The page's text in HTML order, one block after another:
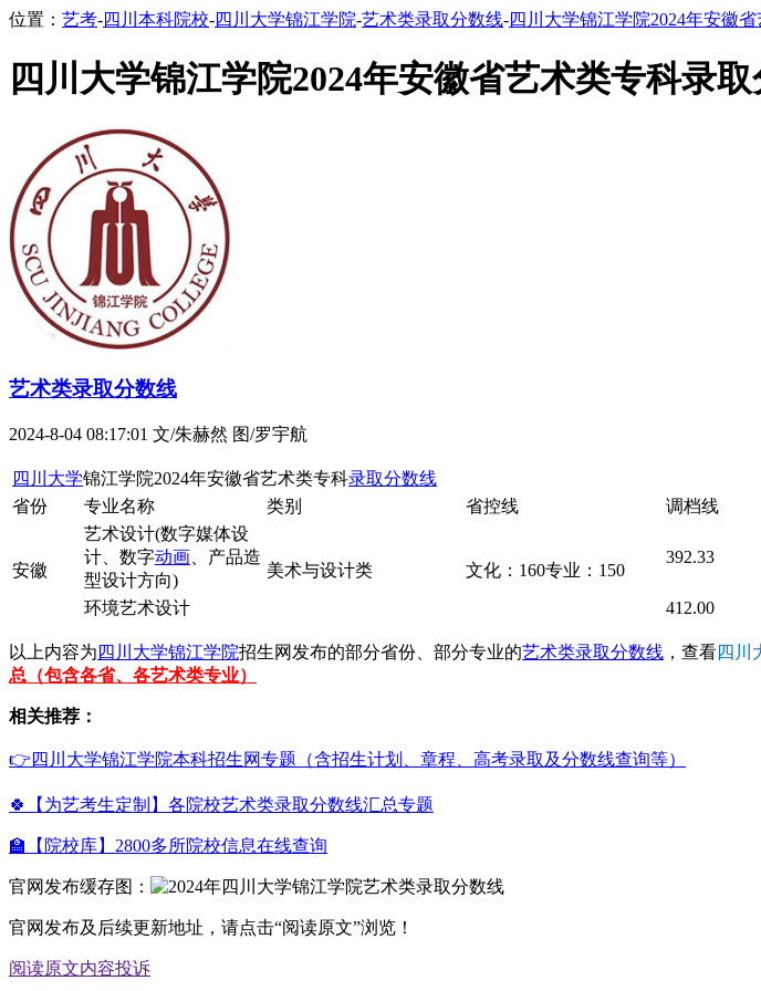
位置： 艺考-四川本科院校-四川大学锦江学院-艺术类录取分数线-四川大学锦江学院2024年安徽
四川大学锦江学院2024年安徽省艺术类专科录
艺术类录取分数线
2024-8-04 08:17:01 文/朱赫然 图/罗宇航
四川大学锦江学院2024年安徽省艺术类专科录取分数线
省份
专业名称 类别 省控线 调档线
安徽
艺术设计(数字媒体设
计、数字动画 、产品造
型设计方向)
美术与设计类 文化：160专业：150
392.33
环境艺术设计
412.00
以上内容为 四川大学锦江学院招生网发布的部分省份、部分专业的艺术类录取分数线 ，查看四川
总（包含各省、各艺术类专业）
相关推荐：
👉四川大学锦江学院本科招生网专题（含招生计划、章程、高考录取及分数线查询等）
🍀【为艺考生定制】各院校艺术类录取分数线汇总专题
🏫【院校库】2800多所院校信息在线查询
官网发布缓存图：
官网发布及后续更新地址，请点击“阅读原文”浏览！
阅读原文内容投诉